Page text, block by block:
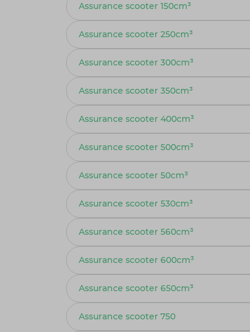
Assurance scooter 150cm³
Assurance scooter 250cm³
Assurance scooter 300cm³
Assurance scooter 350cm³
Assurance scooter 400cm³
Assurance scooter 500cm³
Assurance scooter 50cm³
Assurance scooter 530cm³
Assurance scooter 560cm³
Assurance scooter 600cm³
Assurance scooter 650cm³
Assurance scooter 750